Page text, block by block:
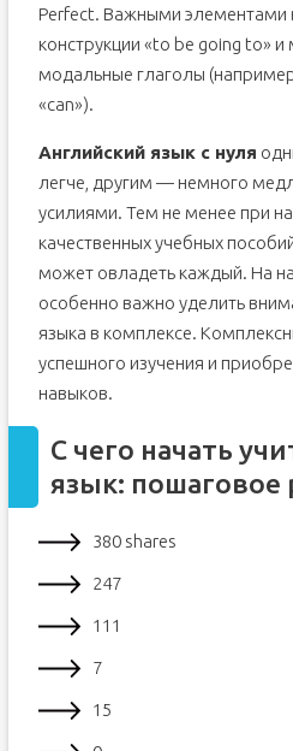
Perfect. Важными элементами
конструкции «to be going to»
модальные глаголы
«can»).
Английский язык с нуля
легче, другим — немного
усилиями. Тем не менее при
качественных учебных
может овладеть каждый. На
особенно важно уделить
языка в комплексе.
успешного изучения и
навыков.
С чего начать
язык: пошаговое
380 shares
247
111
7
15